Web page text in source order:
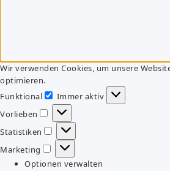
Wir verwenden Cookies, um unsere
optimieren.
Funktional
Funktional
Immer aktiv
Vorlieben
Vorlieben
Statistiken
Statistiken
Marketing
Marketing
Optionen verwalten